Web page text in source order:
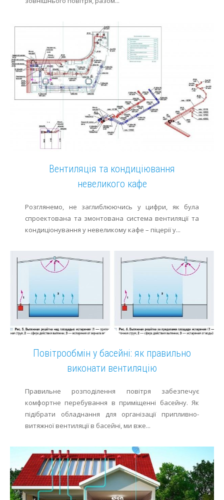
Вентиляція та кондиціювання
невеликого кафе
Розглянемо, не заглиблюючись у цифри, як була
спроектована та змонтована система вентиляції та
кондиціонування у невеликому кафе – піцерії у...
Повітрообмін у басейні: як правильно
виконати вентиляцію
Правильне розподілення повітря забезпечує
комфортне перебування в приміщенні басейну. Як
підібрати обладнання для організації припливно-
витяжної вентиляції в басейні, ми вже...